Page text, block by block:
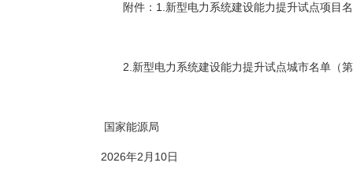
附件：1.新型电力系统建设能力提升试点项目名
2.新型电力系统建设能力提升试点城市名单（
国家能源局
2026年2月10日